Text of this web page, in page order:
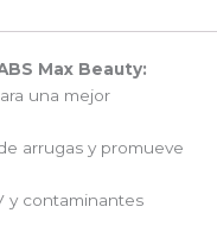
Max Beauty:
una mejor
arrugas y promueve
y contaminantes